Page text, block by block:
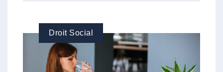
Droit Social